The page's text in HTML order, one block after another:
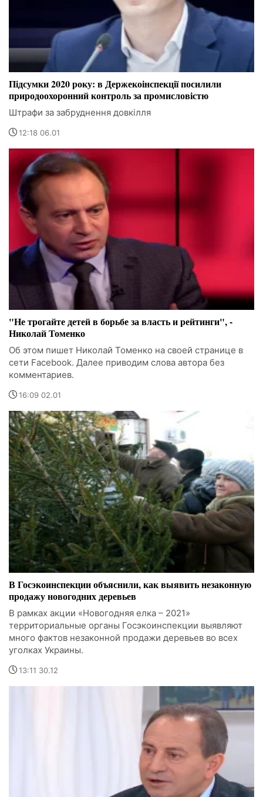
Підсумки 2020 року: в Держекоінспекції посилили
природоохоронний контроль за промисловістю
Штрафи за забруднення довкілля
12:18 06.01
"Не трогайте детей в борьбе за власть и рейтинги", -
Николай Томенко
Об этом пишет Николай Томенко на своей странице в
сети Facebook. Далее приводим слова автора без
комментариев.
16:09 02.01
В Госэкоинспекции объяснили, как выявить незаконную
продажу новогодних деревьев
В рамках акции «Новогодняя елка – 2021»
территориальные органы Госэкоинспекции выявляют
много фактов незаконной продажи деревьев во всех
уголках Украины.
13:11 30.12